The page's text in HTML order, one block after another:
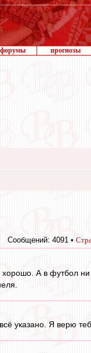
форумы прогнозы
Сообщений: 4091 •
хорошо. А в футбол
указано. Я верю